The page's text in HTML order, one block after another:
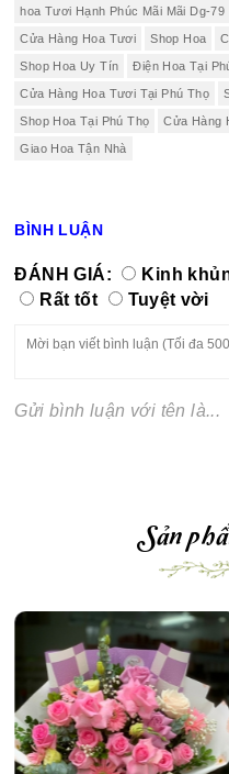
hoa Tươi Hạnh Phúc Mãi Mãi Dg-79
Cửa Hàng Hoa Tươi Shop Hoa
Shop Hoa Uy Tín Điện Hoa Tại
Cửa Hàng Hoa Tươi Tại Phú Thọ
Shop Hoa Tại Phú Thọ Cửa Hàng
Giao Hoa Tận Nhà
BÌNH LUẬN
ĐÁNH GIÁ: Kinh
Rất tốt
Tuyệt vời
Gửi bình luận với tên là...
Sản